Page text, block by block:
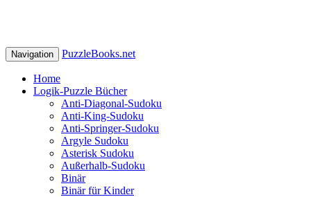
Navigation PuzzleBooks.net
Home
Logik-Puzzle Bücher
Anti-Diagonal-Sudoku
Anti-King-Sudoku
Anti-Springer-Sudoku
Argyle Sudoku
Asterisk Sudoku
Außerhalb-Sudoku
Binär
Binär für Kinder